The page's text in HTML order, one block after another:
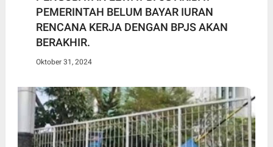
PEMERINTAH BELUM BAYAR IURAN
RENCANA KERJA DENGAN BPJS AKAN
BERAKHIR.
Oktober 31, 2024